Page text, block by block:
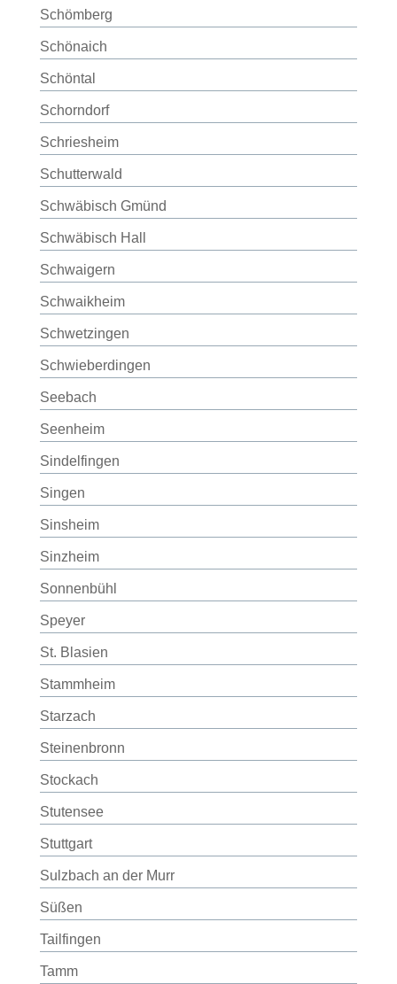
Schömberg
Schönaich
Schöntal
Schorndorf
Schriesheim
Schutterwald
Schwäbisch Gmünd
Schwäbisch Hall
Schwaigern
Schwaikheim
Schwetzingen
Schwieberdingen
Seebach
Seenheim
Sindelfingen
Singen
Sinsheim
Sinzheim
Sonnenbühl
Speyer
St. Blasien
Stammheim
Starzach
Steinenbronn
Stockach
Stutensee
Stuttgart
Sulzbach an der Murr
Süßen
Tailfingen
Tamm